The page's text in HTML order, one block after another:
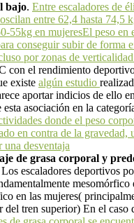
bajo. Entre escaladores de
entre 62,4 hasta 74,5
55kg en mujeresEl peso en
conseguir subir de forma
por zonas de
con el rendimiento
existe algún estudio
aportar indicios de ello
esta asociación en la
donde el peso
en contra de la gravedad,
una desventaja
de grasa corporal y
Los escaladores deportivos
mesomórfico
en las mujeres(
del tren superior) En el caso